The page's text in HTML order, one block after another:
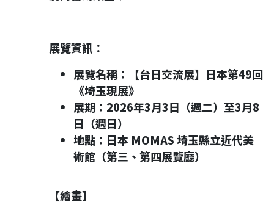
展覽資訊：
展覽名稱：【台日交流展】日本第49回
《埼玉現展》
展期：2026年3月3日（週二）至3月8
日（週日）
地點：日本 MOMAS 埼玉縣立近代美
術館（第三、第四展覽廳）
【繪畫】